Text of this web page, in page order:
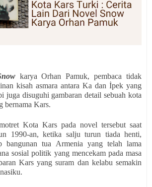
karya Orhan Pamuk, pembaca tidak
kisah asmara antara Ka dan İpek yang
juga disuguhi gambaran detail sebuah kota
bernama Kars.
Kota Kars pada novel tersebut saat
1990-an, ketika salju turun tiada henti,
bangunan tua Armenia yang telah lama
sosial politik yang mencekam pada masa
Kars yang suram dan kelabu semakin